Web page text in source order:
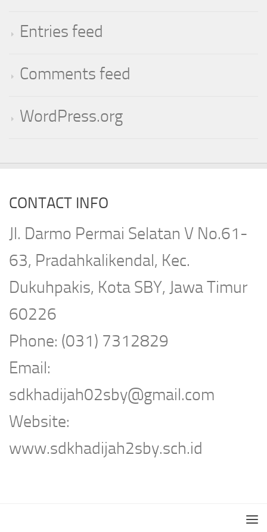
Entries feed
Comments feed
WordPress.org
CONTACT INFO
Jl. Darmo Permai Selatan V No.61-
63, Pradahkalikendal, Kec.
Dukuhpakis, Kota SBY, Jawa Timur
60226
Phone: (031) 7312829
Email:
sdkhadijah02sby@gmail.com
Website:
www.sdkhadijah2sby.sch.id